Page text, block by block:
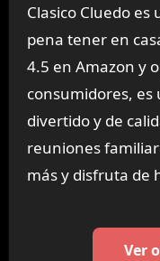
Clasico Cluedo
pena tener en
4.5 en Amazon y
consumidores,
divertido y de
reuniones
más y disfruta de
Ver